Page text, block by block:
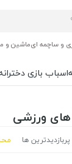
و ساچمه ایماشین و
اسباب بازی
های ورزشی
پربازدیدترین ها